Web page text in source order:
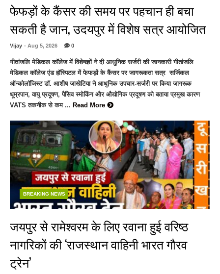
फेफड़ों के कैंसर की समय पर पहचान ही बचा
सकती है जान, उदयपुर में विशेष सत्र आयोजित
Vijay - Aug 5, 2026 0
गीतांजलि मेडिकल कॉलेज में विशेषज्ञों ने दी आधुनिक सर्जरी की जानकारी गीतांजलि
मेडिकल कॉलेज एंड हॉस्पिटल में फेफड़ों के कैंसर पर जागरूकता सत्र सर्जिकल
ऑन्कोलॉजिस्ट डॉ. आशीष जाखेटिया ने आधुनिक उपचार-सर्जरी पर किया जागरूक
धूम्रपान, वायु प्रदूषण, पैसिव स्मोकिंग और औद्योगिक प्रदूषण को बताया प्रमुख कारण
VATS तकनीक से कम ... Read More
BREAKING NEWS
जयपुर से रामेश्वरम के लिए रवाना हुई वरिष्ठ
नागरिकों की ‘राजस्थान वाहिनी भारत गौरव
ट्रेन’